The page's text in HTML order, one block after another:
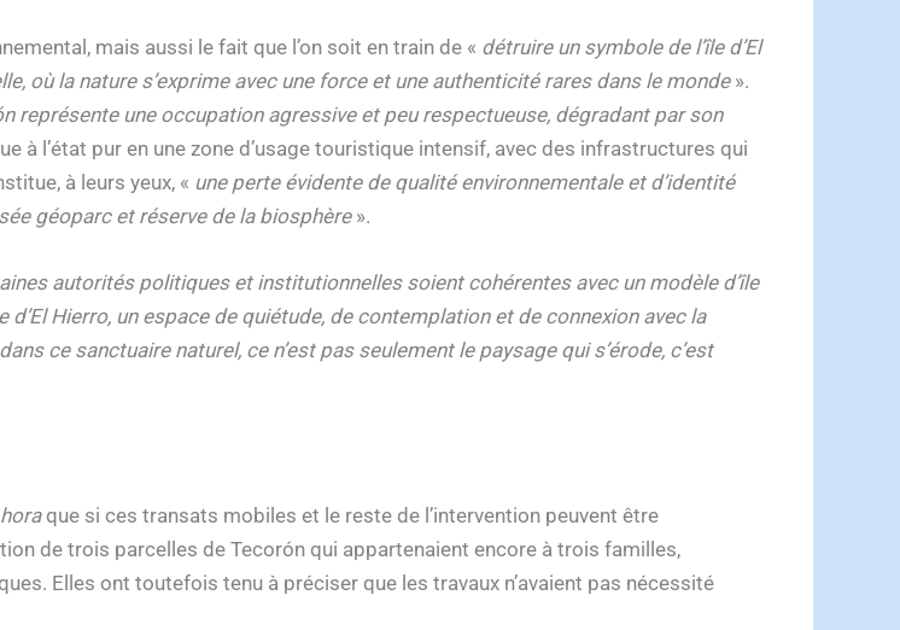
mais aussi le fait que l’on soit en train de « détruire un symbole de l’île d’El
où la nature s’exprime avec une force et une authenticité rares dans le monde».
représente une occupation agressive et peu respectueuse, dégradant par son
à l’état pur en une zone d’usage touristique intensif, avec des infrastructures qui
à leurs yeux, « une perte évidente de qualité environnementale et d’identité
géoparc et réserve de la biosphère».
autorités politiques et institutionnelles soient cohérentes avec un modèle d’île
d’El Hierro, un espace de quiétude, de contemplation et de connexion avec la
ce sanctuaire naturel, ce n’est pas seulement le paysage qui s’érode, c’est
que si ces transats mobiles et le reste de l’intervention peuvent être
de trois parcelles de Tecorón qui appartenaient encore à trois familles,
Elles ont toutefois tenu à préciser que les travaux n’avaient pas nécessité